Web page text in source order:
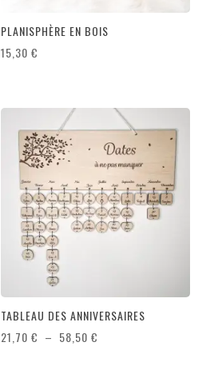
PLANISPHÈRE EN BOIS
15,30€
TABLEAU DES ANNIVERSAIRES
21,70€ – 58,50€